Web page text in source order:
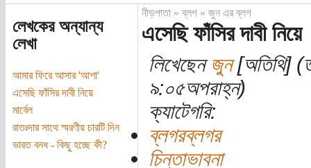
লেখকের অন্যান্য
লেখা
আমার ফিরে আসার 'আশা'
এসেছি ফাঁসির দাবী নিয়ে
মার্বেল
রাতঃদার সাথে স্মরণীয় চারটি দিন
ভারত বনধ - কিছু হচ্ছে কী?
নীড়পাতা»ব্লগ» জুন এর ব্লগ
এসেছি ফাঁসির দাবী নিয়ে
লিখেছেনজুন[অতিথি]
৯:০৫অপরাহ্ন)
ক্যাটেগরি:
ব্লগরব্লগর
চিন্তাভাবনা